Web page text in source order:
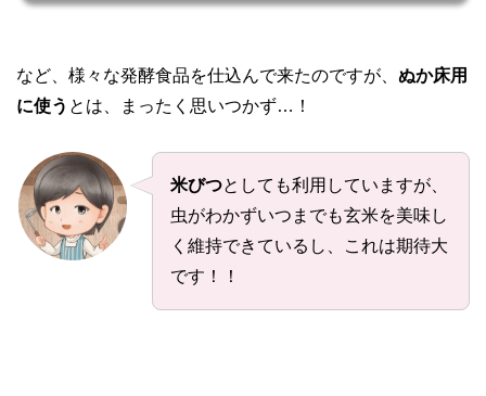
など、様々な発酵食品を仕込んで来たのですが、 ぬか床用
に使う とは、まったく思いつかず…！
米びつとしても利用していますが、
虫がわかずいつまでも玄米を美味し
く維持できているし、これは期待大
です！！